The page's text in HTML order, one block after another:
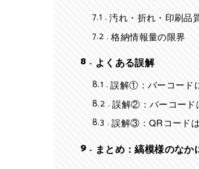
7.1
汚れ・折れ・印刷品
7.2 格納情報量の限界
8
よくある誤解
8.1
誤解①：バーコード
8.2 誤解②：バーコード
8.3 誤解③：QRコード
9 まとめ：縞模様のな